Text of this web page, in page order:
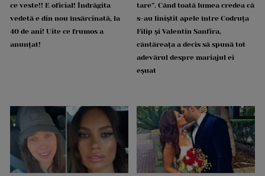
ce veste!! E oficial! Îndrăgita
vedetă e din nou însărcinată, la
40 de ani! Uite ce frumos a
anunțat!
tare”. Când toată lumea credea că
s-au liniștit apele între Codruța
Filip și Valentin Sanfira,
cântăreața a decis să spună tot
adevărul despre mariajul ei
eșuat